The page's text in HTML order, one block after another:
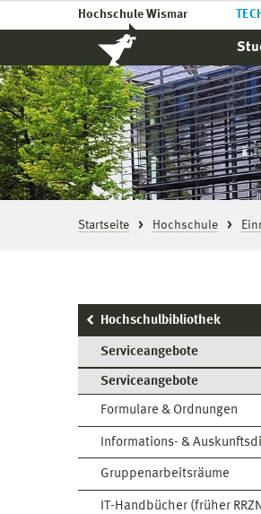
Hochschule Wismar
Startseite Hochschule
Hochschulbibliothek
Serviceangebote
Serviceangebote
Formulare & Ordnungen
Informations- &
Gruppenarbeitsräume
IT-Handbücher (früher